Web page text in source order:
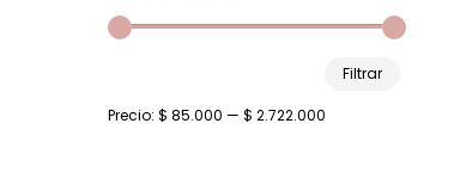
Filtrar
Precio: $ 85.000 — $ 2.722.000